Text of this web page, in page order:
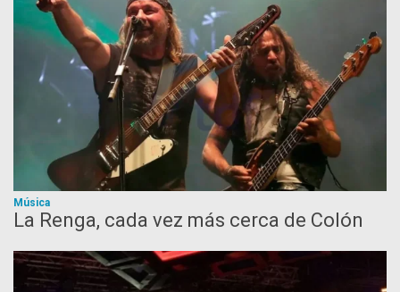
Música
La Renga, cada vez más cerca de Colón